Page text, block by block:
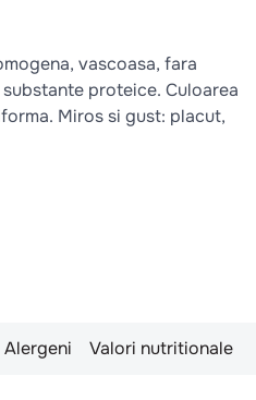
vascoasa, fara
proteice. Culoarea
Miros si gust: placut,
Alergeni Valori nutritionale